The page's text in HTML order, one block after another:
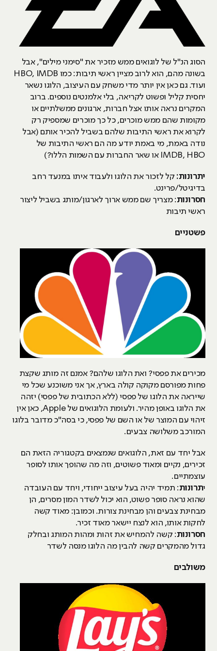
הסוג הנ"ל של לוגואים ממש מזכיר את "סימני מילים", אבל
בשונה מהם, הוא לרוב מציין ראשי תיבות: כמו HBO, IMDB
ועוד. גם כאן אין יותר מדי משחק עם העיצוב, הלוגו נשאר
יחסית קליל ופשוט לקריאה, בלי אלמנטים נוספים. ברוב
המקרים נראה אותו אצל חברות, ארגונים ממשלתיים או
מקומות שהם ממש מוכרים, כל כך מוכרים שמספיק רק
לקרוא את ראשי התיבות שלהם בשביל להכיר אותם (אבל
נודה באמת, מי באמת יודע מה הם ראשי התיבות של
IMDB, HBO או שאר החברות עם השמות הללו?)
יתרונות: קל לזכור את הלוגו ולעבוד איתו במנעד רחב
בדיגיטל/פרינט.
חסרונות: מצריך שם ממש ארוך לארגון/מותג בשביל ליצור
ראשי תיבות
פשטניים
מכירים את פפסי? ואת הלוגו שלהם? אמנם זה מותג שקצת
פחות מפורסם מקוקה קולה בארץ, אך אני משוכנע שכל מי
שייראה את הלוגו של פפסי (ללא הכתובית של פפסי) יזהה
את הלוגו באופן מהיר. ולעומת הלוגואים של Apple, כאן אין
זיהוי עם המוצר של או השם של פפסי, כי בסה"כ מדובר בלוגו
המורכב משלושה צבעים.
אבל יחד עם זאת, הלוגואים שנמצאים בקטגוריה הזאת הם
זכירים, נקיים ומאוד פשוטים, וזה מה שהופך אותו לסופר
עוצמתיים.
יתרונות: תמיד יהיה בעל עיצוב ייחודי, ויחד עם העובדה
שהוא נראה סופר פשוט, הוא יכול לשדר המון מסרים, הן
מבחינת צבעים והן מבחינת צורות. וכמובן: מאוד קשה
לחקות אותו, הוא לנצח יישאר מאוד זכיר.
חסרונות: קשה להמחיש את זהות ומהות המותג ובחלק
גדול מהמקרים קשה להבין מה הלוגו מנסה לשדר
משולבים